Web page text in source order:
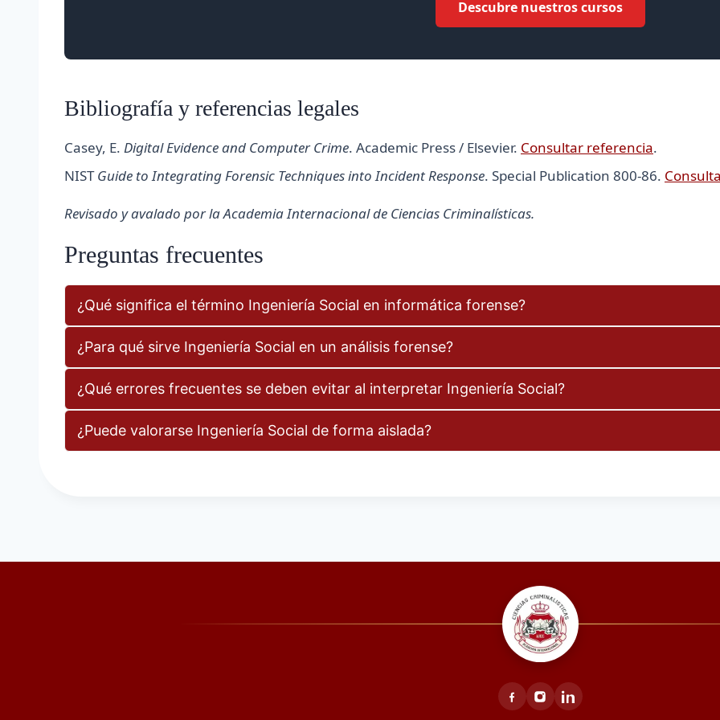
Descubre nuestros cursos
Bibliografía y referencias legales
Casey, E. Digital Evidence and Computer Crime. Academic Press / Elsevier. Consultar referencia.
NISTGuide to Integrating Forensic Techniques into Incident Response. Special Publication 800-86.
Revisado y avalado por la Academia Internacional de Ciencias Criminalísticas.
Preguntas frecuentes
¿Qué significa el término Ingeniería Social en informática forense?
¿Para qué sirve Ingeniería Social en un análisis forense?
¿Qué errores frecuentes se deben evitar al interpretar Ingeniería Social?
¿Puede valorarse Ingeniería Social de forma aislada?